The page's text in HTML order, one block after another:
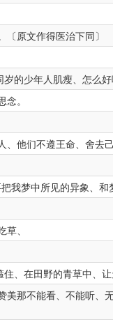
〔原文作得医治下同〕
的少年人肌瘦、怎么
。
、他们不遵王命、舍去
我梦中所见的异象、和
、
、在田野的青草中、让
那不能看、不能听